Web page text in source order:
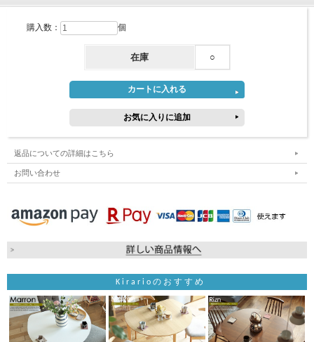
購入数： 個
在庫 ○
返品についての詳細はこちら
お問い合わせ
Kirarioのおすすめ